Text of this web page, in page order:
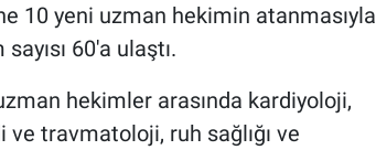
10 yeni uzman hekimin atanmasıyla
60'a ulaştı.
hekimler arasında kardiyoloji,
travmatoloji, ruh sağlığı ve